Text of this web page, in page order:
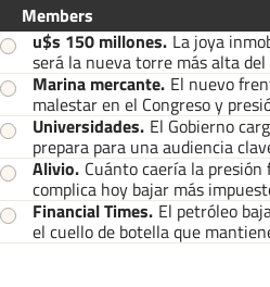
Members
u$s 150 millones. La joya
será la nueva torre más alta
Marina mercante. El nuevo
malestar en el Congreso y
Universidades. El Gobierno
prepara para una audiencia
Alivio. Cuánto caería la
complica hoy bajar más
Financial Times. El petróleo
el cuello de botella que